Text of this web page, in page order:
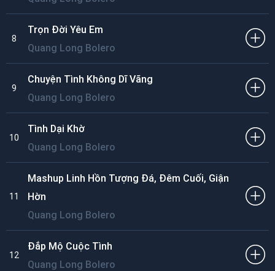
8
Trọn Đời Yêu Em
Quang Long Bolero
9
Chuyện Tình Không Dĩ Vãng
Quang Long Bolero
10
Tình Dại Khờ
Quang Long Bolero
11
Mashup Linh Hồn Tượng Đá, Đêm Cuối, Giận
Hờn
Quang Long Bolero
12
Đắp Mộ Cuộc Tình
Quang Long Bolero